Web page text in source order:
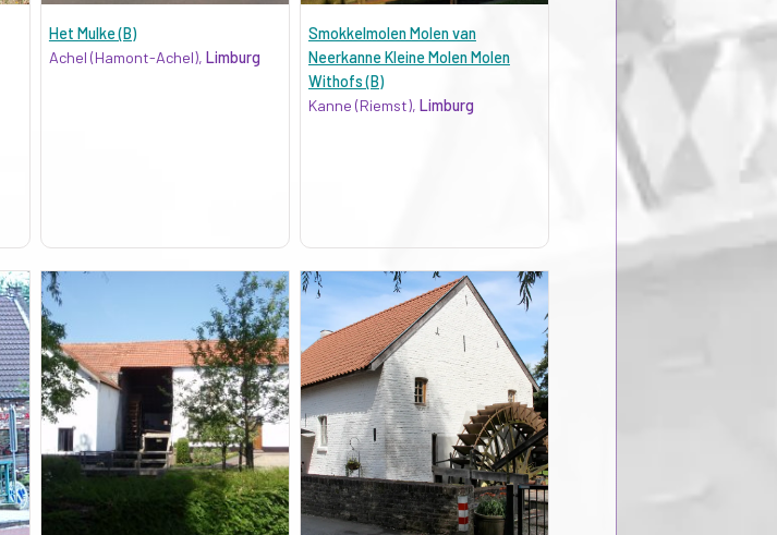
Het Mulke (B)
Achel (Hamont-Achel), Limburg
Smokkelmolen Molen van
Neerkanne Kleine Molen Molen
Withofs (B)
Kanne (Riemst), Limburg